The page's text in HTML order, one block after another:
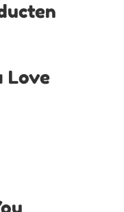
Love